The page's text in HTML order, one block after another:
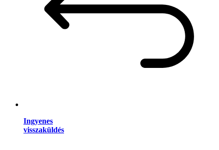
Ingyenes
visszaküldés